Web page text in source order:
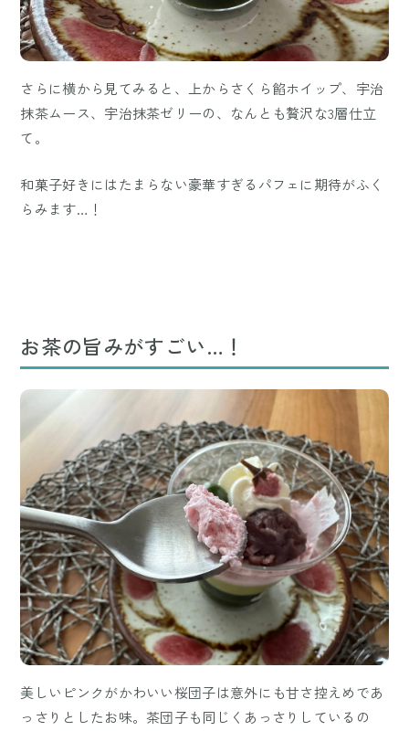
さらに横から見てみると、上からさくら餡ホイップ、宇治
抹茶ムース、宇治抹茶ゼリーの、なんとも贅沢な3層仕立
て。
和菓子好きにはたまらない豪華すぎるパフェに期待がふく
らみます…！
お茶の旨みがすごい…！
美しいピンクがかわいい桜団子は意外にも甘さ控えめであ
っさりとしたお味。茶団子も同じくあっさりしているの